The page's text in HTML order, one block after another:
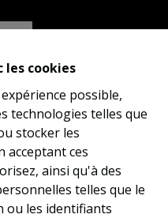
les cookies
possible,
technologies telles que
stocker les
acceptant ces
ainsi qu'à des
telles que le
ou les identifiants